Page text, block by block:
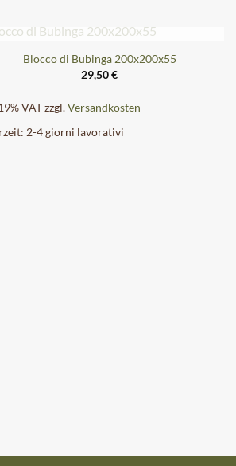
ESAURITO
Blocco di Bubinga 200x200x55
29,50€
VATzzgl.Versandkosten
2-4 giorni lavorativi